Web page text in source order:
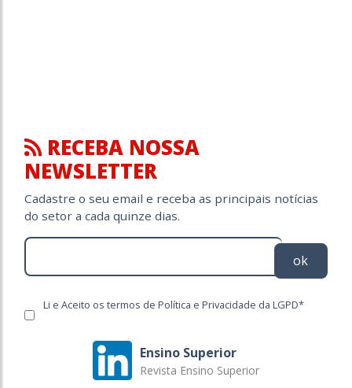
RECEBA NOSSA
NEWSLETTER
Cadastre o seu email e receba as principais notícias
do setor a cada quinze dias.
ok
Li e Aceito os termos de Política e Privacidade da LGPD*
Ensino Superior
Revista Ensino Superior